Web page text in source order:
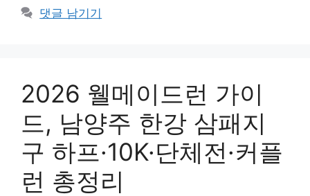
댓글 남기기
2026 웰메이드런 가이
드, 남양주 한강 삼패지
구 하프·10K·단체전·커플
런 총정리